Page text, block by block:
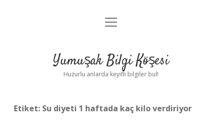
Anasayfa
Yasal Uyarı
menüyü
Yumuşak Bilgi Köşesi
Huzurlu anlarda keyifli bilgiler bul!
Etiket: Su diyeti 1 haftada kaç kilo verdiriyor